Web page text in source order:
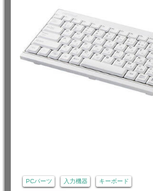
PCパーツ 入力機器 キーボード